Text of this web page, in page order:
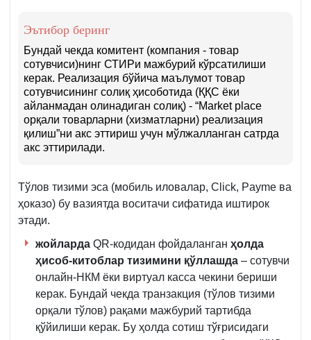
Эътибор беринг
Бундай чекда комитент (компания - товар
сотувчиси)нинг СТИРи мажбурий кўрсатилиши
керак. Реализация бўйича маълумот товар
сотувчисининг солиқ ҳисоботида (ҚҚС ёки
айланмадан олинадиган солиқ) - “Market place
орқали товарларни (хизматларни) реализация
қилиш”ни акс эттириш учун мўлжалланган сатрда
акс эттирилади.
Тўлов тизими эса (мобиль иловалар, Click, Payme ва
ҳоказо) бу вазиятда воситачи сифатида иштирок
этади.
жойларда QR-кодидан фойдаланган ҳолда
ҳисоб-китоблар тизимини қўллашда – сотувчи
онлайн-НКМ ёки виртуал касса чекини бериши
керак. Бундай чекда транзакция (тўлов тизими
орқали тўлов) рақами мажбурий тартибда
қўйилиши керак. Бу ҳолда сотиш тўғрисидаги